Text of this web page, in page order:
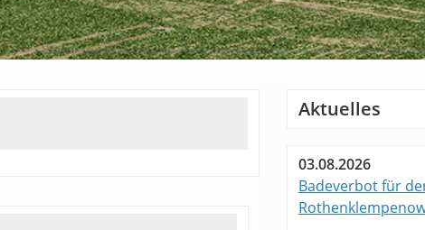
Aktuelles
03.08.2026
Badeverbot für